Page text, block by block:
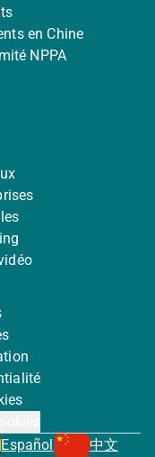
en Chine
NPPA
Español 中文